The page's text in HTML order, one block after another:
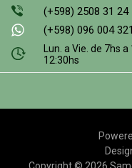
(+598) 2508 31 24
(+598) 096 004 321
Lun. a Vie. de 7hs
12:30hs
Copyright © 2026